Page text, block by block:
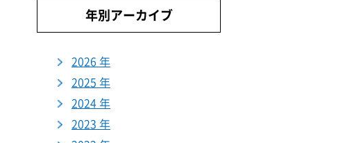
年別アーカイブ
2026 年
2025 年
2024 年
2023 年